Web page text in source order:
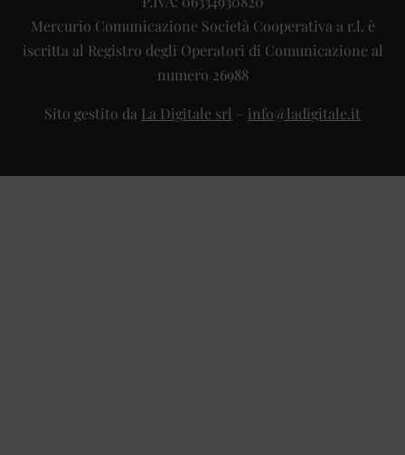
Mercurio Comunicazione Società Cooperativa a r.l. è
iscritta al Registro degli Operatori di Comunicazione al
numero 26988
Sito gestito da La Digitale srl – info@ladigitale.it